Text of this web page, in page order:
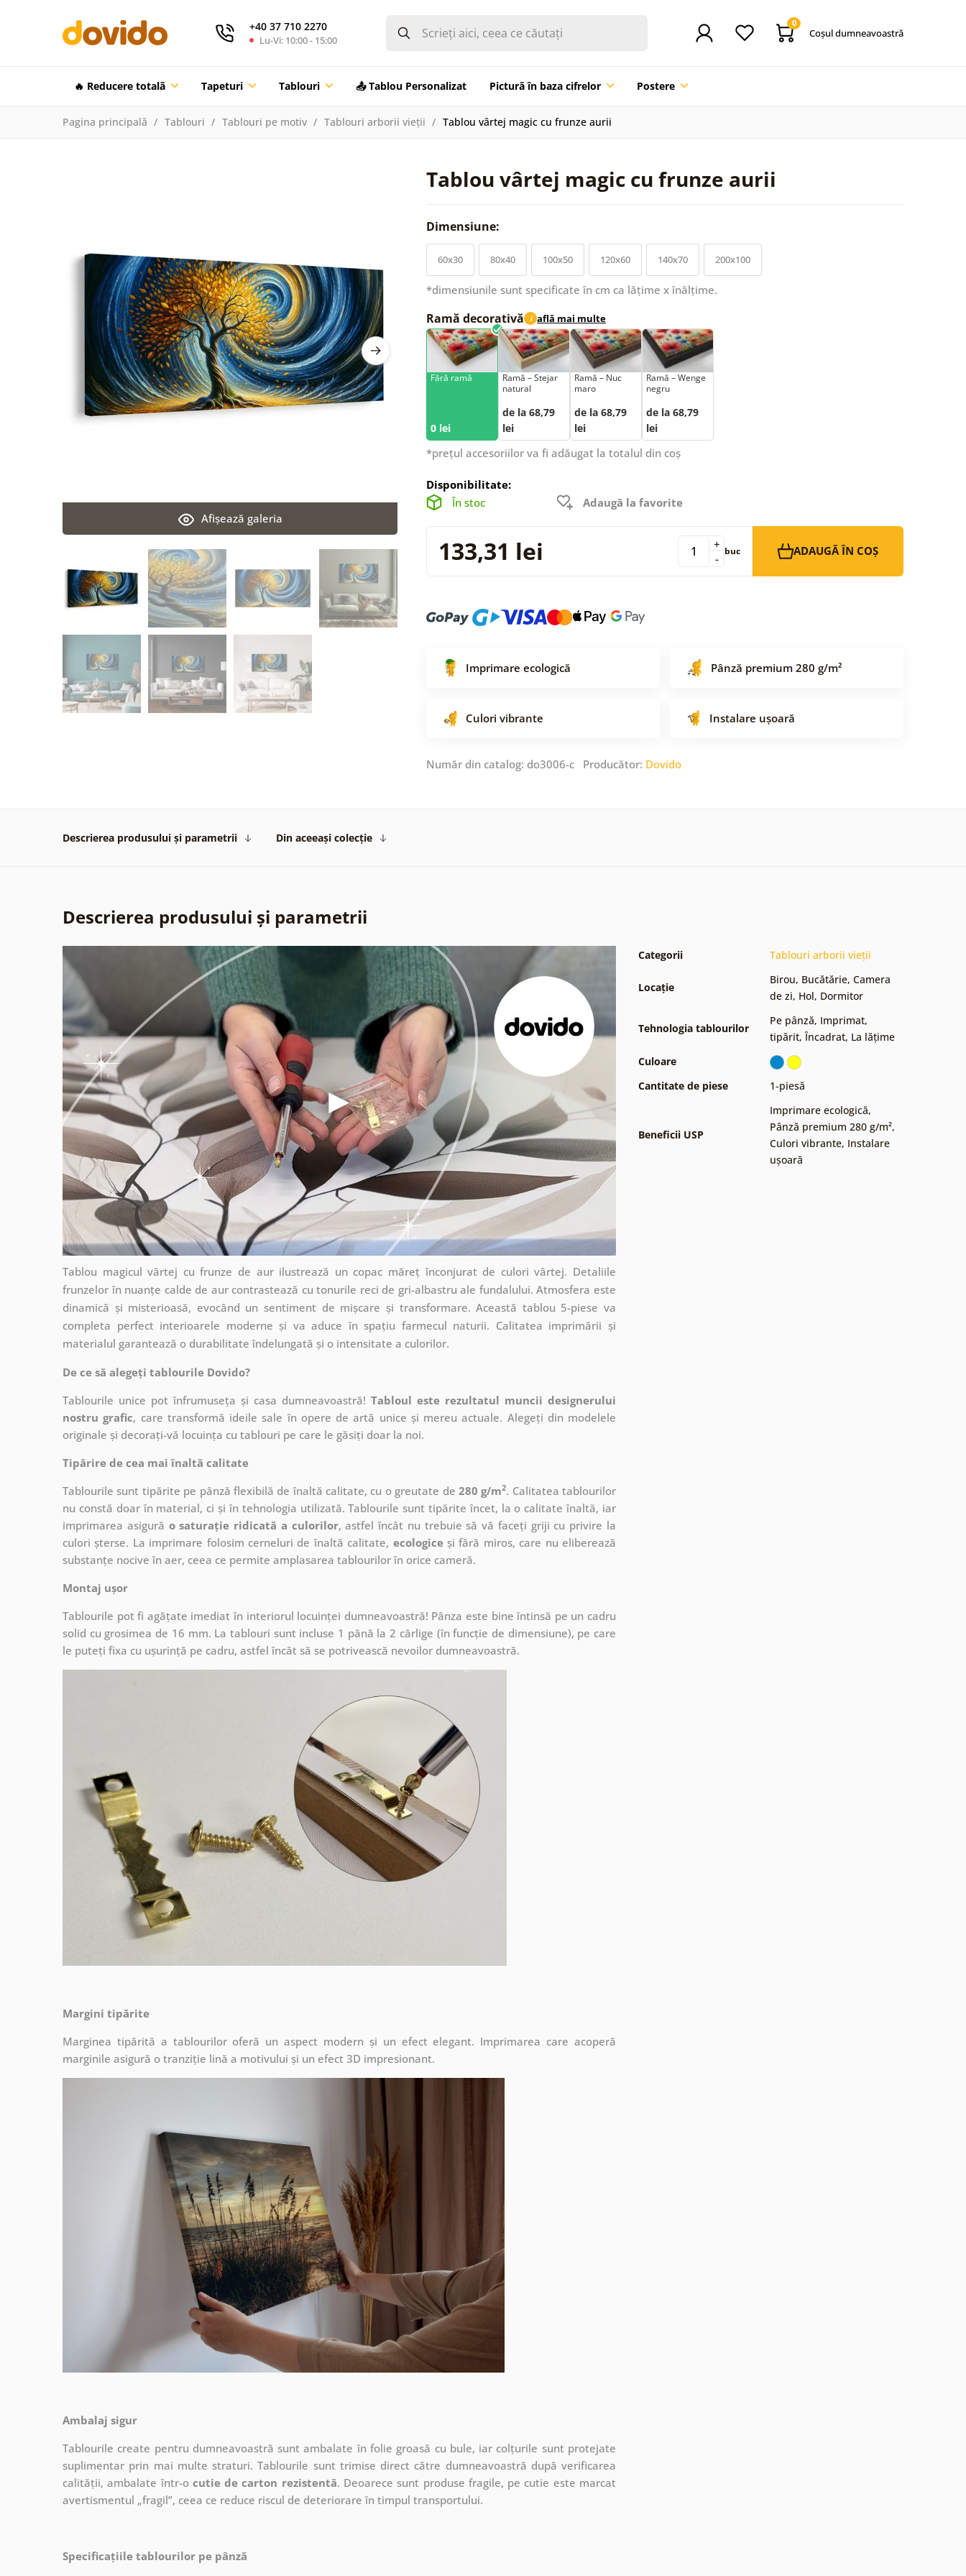
+40 37 710 2270
Lu-Vi: 10:00 - 15:00
0
Coşul dumneavoastră
🔥 Reducere totalã Tapeturi Tablouri 📤 Tablou Personalizat Pictură în baza cifrelor Postere
Pagina principală Tablouri Tablouri pe motiv Tablouri arborii vieții Tablou vârtej magic cu frunze aurii
Tablou vârtej magic cu frunze aurii
Afişează galeria
Dimensiune:
60x30 80x40 100x50 120x60 140x70 200x100
*dimensiunile sunt specificate în cm ca lățime x înălțime.
Ramă decorativă i află mai multe
Fără ramă
0 lei
Ramă – Stejar
natural
de la 68,79
lei
Ramă – Nuc
maro
de la 68,79
lei
Ramă – Wenge
negru
de la 68,79
lei
*prețul accesoriilor va fi adăugat la totalul din coș
Disponibilitate:
În stoc
Adaugă la favorite
133,31 lei -
+ buc ADAUGĂ ÎN COȘ
Imprimare ecologică Pânză premium 280 g/m²
Culori vibrante Instalare ușoară
Număr din catalog: do3006-c Producător: Dovido
Descrierea produsului și parametrii Din aceeași colecție
Descrierea produsului și parametrii
Tablou magicul vârtej cu frunze de aur ilustrează un copac măreț înconjurat de culori vârtej. Detaliile
frunzelor în nuanțe calde de aur contrastează cu tonurile reci de gri-albastru ale fundalului. Atmosfera este
dinamică și misterioasă, evocând un sentiment de mișcare și transformare. Această tablou 5-piese va
completa perfect interioarele moderne și va aduce în spațiu farmecul naturii. Calitatea imprimării și
materialul garantează o durabilitate îndelungată și o intensitate a culorilor.
De ce să alegeți tablourile Dovido?
Tablourile unice pot înfrumuseța și casa dumneavoastră! Tabloul este rezultatul muncii designerului
nostru grafic, care transformă ideile sale în opere de artă unice și mereu actuale. Alegeți din modelele
originale și decorați-vă locuința cu tablouri pe care le găsiți doar la noi.
Tipărire de cea mai înaltă calitate
Tablourile sunt tipărite pe pânză flexibilă de înaltă calitate, cu o greutate de 280 g/m2. Calitatea tablourilor
nu constă doar în material, ci și în tehnologia utilizată. Tablourile sunt tipărite încet, la o calitate înaltă, iar
imprimarea asigură o saturație ridicată a culorilor, astfel încât nu trebuie să vă faceți griji cu privire la
culori șterse. La imprimare folosim cerneluri de înaltă calitate, ecologiceși fără miros, care nu eliberează
substanțe nocive în aer, ceea ce permite amplasarea tablourilor în orice cameră.
Montaj ușor
Tablourile pot fi agățate imediat în interiorul locuinței dumneavoastră! Pânza este bine întinsă pe un cadru
solid cu grosimea de 16 mm. La tablouri sunt incluse 1 până la 2 cârlige (în funcție de dimensiune), pe care
le puteți fixa cu ușurință pe cadru, astfel încât să se potrivească nevoilor dumneavoastră.
Margini tipărite
Marginea tipărită a tablourilor oferă un aspect modern și un efect elegant. Imprimarea care acoperă
marginile asigură o tranziție lină a motivului și un efect 3D impresionant.
Ambalaj sigur
Tablourile create pentru dumneavoastră sunt ambalate în folie groasă cu bule, iar colțurile sunt protejate
suplimentar prin mai multe straturi.Tablourile sunt trimise direct către dumneavoastră după verificarea
calității, ambalate într-o cutie de carton rezistentă. Deoarece sunt produse fragile, pe cutie este marcat
avertismentul „fragil”, ceea ce reduce riscul de deteriorare în timpul transportului.
Specificațiile tablourilor pe pânză
Categorii Tablouri arborii vieții
Locație
Birou, Bucătărie, Camera
de zi, Hol, Dormitor
Tehnologia tablourilor
Pe pânză, Imprimat,
tipărit,Încadrat, La lățime
Culoare
Cantitate de piese
1-piesă
Beneficii USP
Imprimare ecologică,
Pânză premium 280 g/m²,
Culori vibrante, Instalare
ușoară